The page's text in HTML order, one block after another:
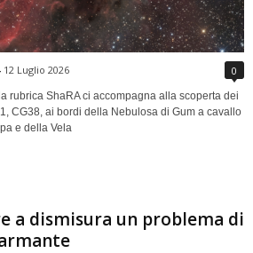
12 Luglio 2026 0
rubrica ShaRA ci accompagna alla scoperta dei
CG38, ai bordi della Nebulosa di Gum a cavallo
e della Vela
a dismisura un problema di